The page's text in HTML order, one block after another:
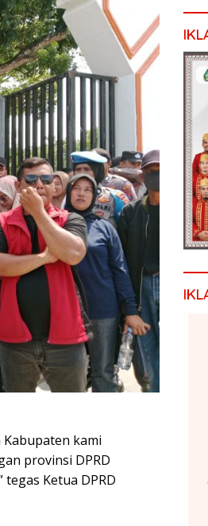
kami
provinsi DPRD
Ketua DPRD